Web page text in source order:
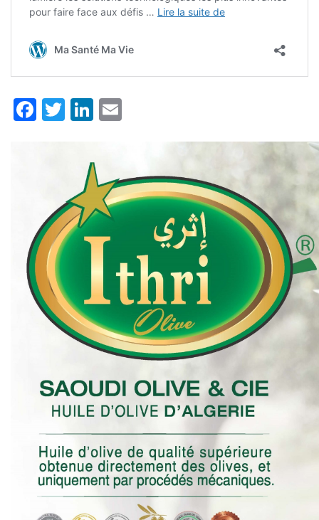
Facebook
TwitterLinkedIn